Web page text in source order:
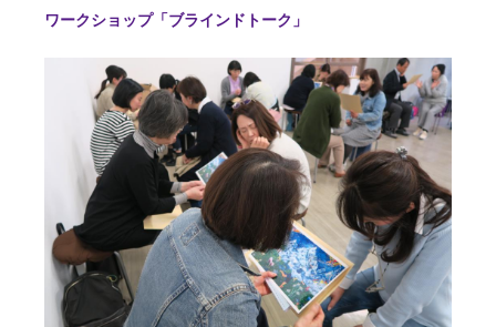
ワークショップ「ブラインドトーク」